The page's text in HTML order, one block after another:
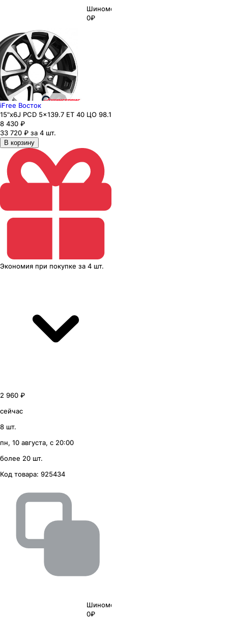
Шиномонтаж
0₽
iFree Восток
15"x6J PCD 5x139.7 ЕТ 40 ЦО 98.1
8 430 ₽
33 720 ₽ за 4 шт.
В корзину
Экономия при покупке за 4 шт.
2 960 ₽
сейчас
8 шт.
пн, 10 августа, с 20:00
более 20 шт.
Код товара: 925434
Шиномонтаж
0₽